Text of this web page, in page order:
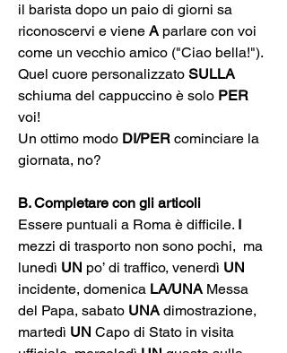
il barista dopo un paio di giorni sa
riconoscervi e viene A parlare con voi
come un vecchio amico ("Ciao bella!").
Quel cuore personalizzato SULLA
schiuma del cappuccino è solo PER
voi!
Un ottimo modo DI/PER cominciare la
giornata, no?
B. Completare con gli articoli
Essere puntuali a Roma è difficile. I
mezzi di trasporto non sono pochi,  ma
lunedì UN po’ di traffico, venerdì UN
incidente, domenica LA/UNA Messa
del Papa, sabato UNA dimostrazione,
martedì UN Capo di Stato in visita